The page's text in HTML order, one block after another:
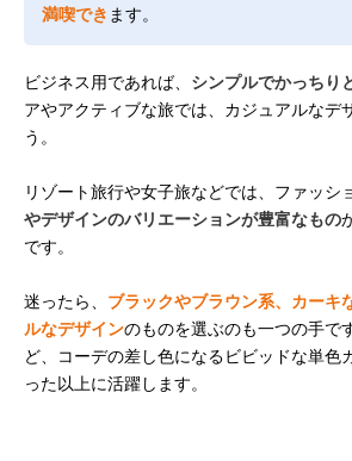
満喫でき ます。
ビジネス用であれば、 シンプルでかっちり
アやアクティブな旅では、カジュアルなデ
う。
リゾート旅行や女子旅などでは、ファッシ
やデザインのバリエーションが豊富なもの
です。
迷ったら、 ブラックやブラウン系、カーキ
ルなデザインのものを選ぶのも一つの手で
ど、コーデの差し色になるビビッドな単色
った以上に活躍します。